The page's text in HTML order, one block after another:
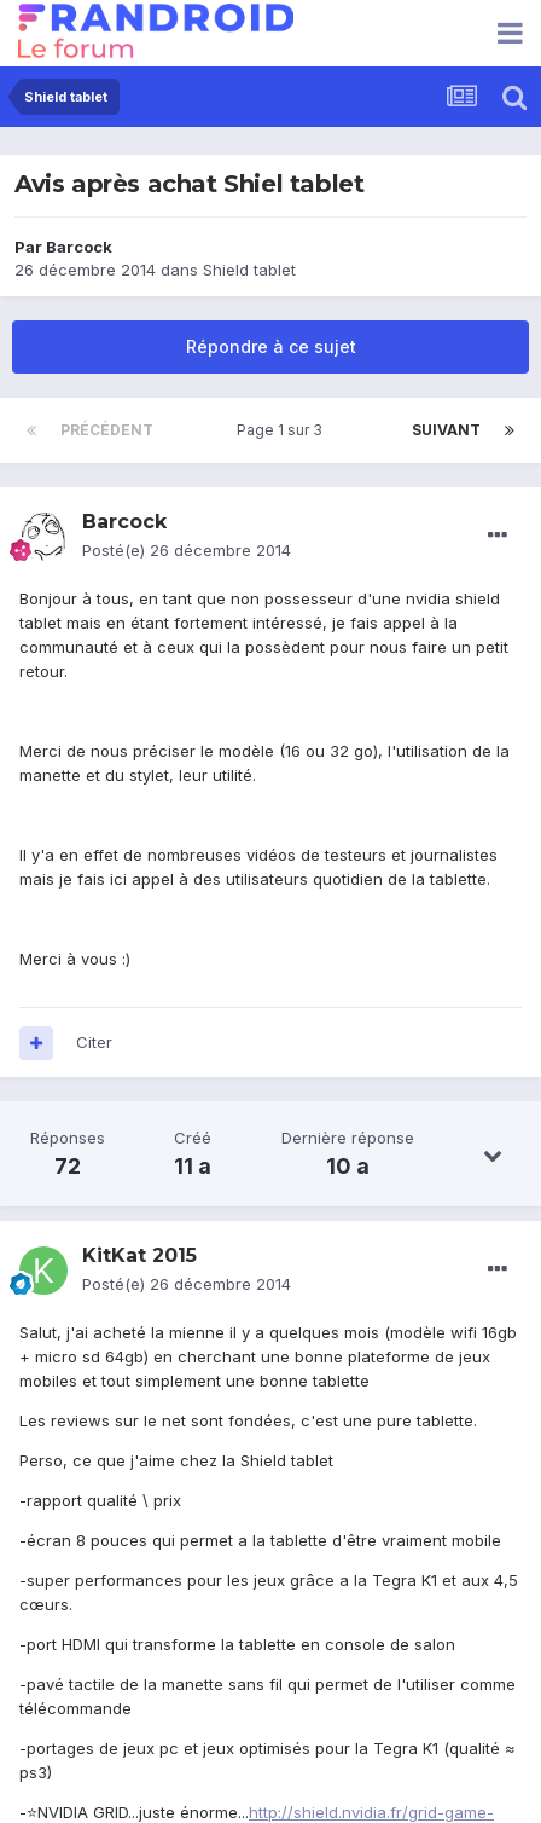
Shield tablet
Avis après achat Shiel tablet
Par Barcock
26 décembre 2014 dans Shield tablet
Répondre à ce sujet
PRÉCÉDENT SUIVANT
Page 1 sur 3
Barcock
Posté(e) 26 décembre 2014
Bonjour à tous, en tant que non possesseur d'une nvidia shield
tablet mais en étant fortement intéressé, je fais appel à la
communauté et à ceux qui la possèdent pour nous faire un petit
retour.
Merci de nous préciser le modèle (16 ou 32 go), l'utilisation de la
manette et du stylet, leur utilité.
Il y'a en effet de nombreuses vidéos de testeurs et journalistes
mais je fais ici appel à des utilisateurs quotidien de la tablette.
Merci à vous :)
Citer
Réponses
72
Créé
11 a
Dernière réponse
10 a
KitKat 2015
Posté(e) 26 décembre 2014
Salut, j'ai acheté la mienne il y a quelques mois (modèle wifi 16gb
+ micro sd 64gb) en cherchant une bonne plateforme de jeux
mobiles et tout simplement une bonne tablette
Les reviews sur le net sont fondées, c'est une pure tablette.
Perso, ce que j'aime chez la Shield tablet
-rapport qualité \ prix
-écran 8 pouces qui permet a la tablette d'être vraiment mobile
-super performances pour les jeux grâce a la Tegra K1 et aux 4,5
cœurs.
-port HDMI qui transforme la tablette en console de salon
-pavé tactile de la manette sans fil qui permet de l'utiliser comme
télécommande
-portages de jeux pc et jeux optimisés pour la Tegra K1 (qualité ≈
ps3)
-⭐NVIDIA GRID...juste énorme...http://shield.nvidia.fr/grid-game-